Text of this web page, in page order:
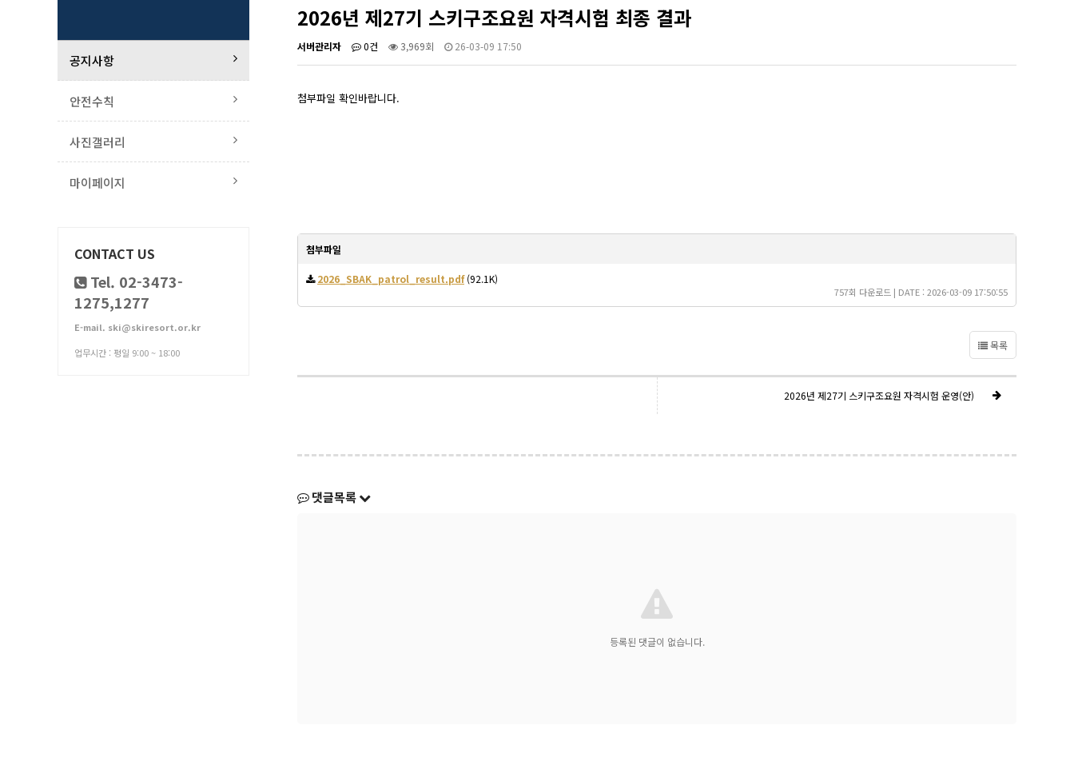
2026년 제27기 스키구조요원 자격시험 최종 결과
서버관리자 0건 3,969회 26-03-09 17:50
첨부파일 확인바랍니다.
첨부파일
2026_SBAK_patrol_result.pdf(92.1K)
757회 다운로드 | DATE : 2026-03-09 17:50:55
목록
2026년 제27기 스키구조요원 자격시험 운영(안)
댓글목록
등록된 댓글이 없습니다.
공지사항
안전수칙
사진갤러리
마이페이지
CONTACT US
Tel. 02-3473-
1275,1277
E-mail. ski@skiresort.or.kr
업무시간 : 평일 9:00 ~ 18:00